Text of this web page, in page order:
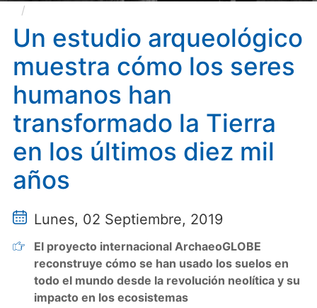
humanos han transformado la Tierra en los últimos
diez mil años
Un estudio arqueológico
muestra cómo los seres
humanos han
transformado la Tierra
en los últimos diez mil
años
Lunes, 02 Septiembre, 2019
El proyecto internacional ArchaeoGLOBE
reconstruye cómo se han usado los suelos en
todo el mundo desde la revolución neolítica y su
impacto en los ecosistemas